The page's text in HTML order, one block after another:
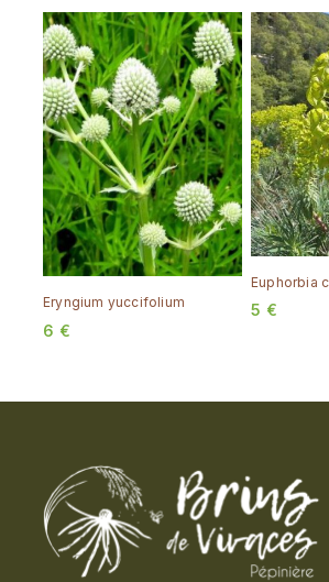
Eryngium yuccifolium
6 €
Euphorbia
5 €